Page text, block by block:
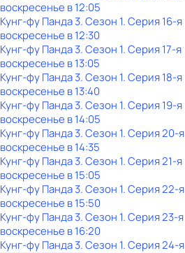
воскресенье в12:05
Кунг-фу Панда 3. Сезон 1. Серия 16-я
воскресенье в12:30
Кунг-фу Панда 3. Сезон 1. Серия 17-я
воскресенье в13:05
Кунг-фу Панда 3. Сезон 1. Серия 18-я
воскресенье в13:40
Кунг-фу Панда 3. Сезон 1. Серия 19-я
воскресенье в14:05
Кунг-фу Панда 3. Сезон 1. Серия 20-я
воскресенье в14:35
Кунг-фу Панда 3. Сезон 1. Серия 21-я
воскресенье в15:05
Кунг-фу Панда 3. Сезон 1. Серия 22-я
воскресенье в15:50
Кунг-фу Панда 3. Сезон 1. Серия 23-я
воскресенье в16:20
Кунг-фу Панда 3. Сезон 1. Серия 24-я